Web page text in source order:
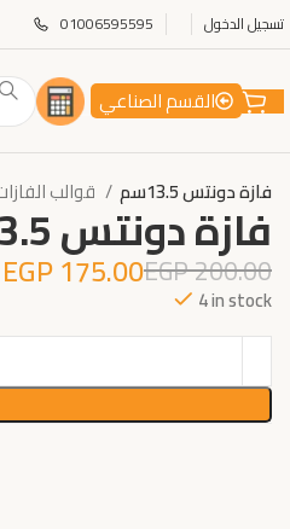
01006595595 تسجيل الدخول
القسم الصناعي
فازة دونتس 13.5سم
فازة دونتس 13.5سم
200.00
EGP
175.00
EGP
4 in stock